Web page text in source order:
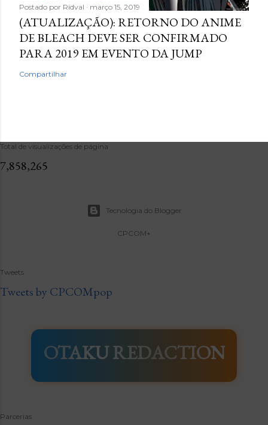
Postado por Ridval março 15, 2019
(ATUALIZAÇÃO): RETORNO DO ANIME
DE BLEACH DEVE SER CONFIRMADO
PARA 2019 EM EVENTO DA JUMP
Compartilhar
Total de visualizações de página
7,858,265
Tecnologia do Blogger
CPCOM+
Tweets
Tweets by CPCOMpop
OTAKU REDACTION
Parcerias